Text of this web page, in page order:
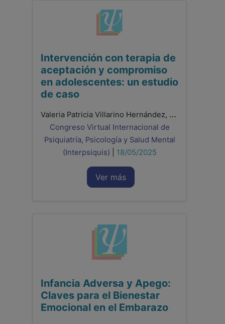
Intervención con terapia de
aceptación y compromiso
en adolescentes: un estudio
de caso
Valeria Patricia Villarino Hernández, Romina Peraza Perera, Ivan Zebenzui Moreno González, Raquel De León Hernández, Beatriz Regina Prieto Gallo
Congreso Virtual Internacional de
Psiquiatría, Psicología y Salud Mental
(Interpsiquis)
18/05/2025
Ver más
Infancia Adversa y Apego:
Claves para el Bienestar
Emocional en el Embarazo